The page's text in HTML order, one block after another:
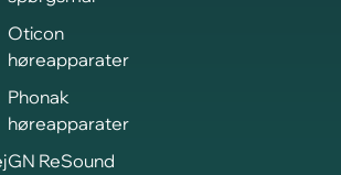
Oticon
høreapparater
Phonak
høreapparater
GN ReSound